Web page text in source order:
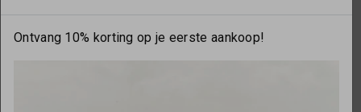
OPENINGSTIJDEN
Ontvang 10% korting op je eerste aankoop!